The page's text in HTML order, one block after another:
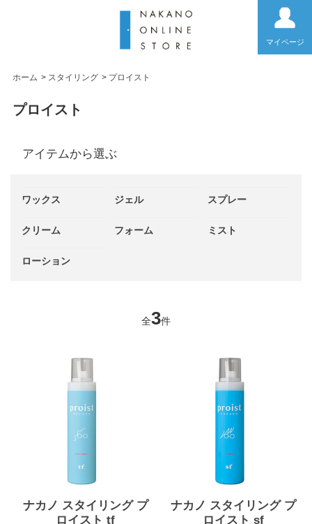
マイページ
ホーム > スタイリング > プロイスト
プロイスト
アイテムから選ぶ
ワックス ジェル スプレー
クリーム フォーム ミスト
ローション
全3件
ナカノ スタイリング プ
ロイスト tf
ナカノ スタイリング プ
ロイスト sf